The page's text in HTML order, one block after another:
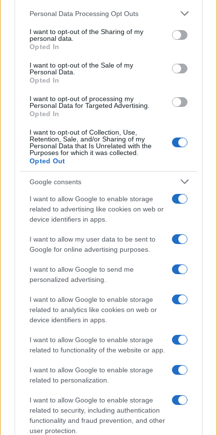
Please note that this website/app uses one or more Google
not limited to your visit or usage behaviour. You may click to
grant or deny consent to Google and its third-party tags to
use your data for below specified purposes in below Google
consent section.
Personal Data Processing Opt Outs
I want to opt-out of the Sharing of my
personal data.
Opted In
I want to opt-out of the Sale of my
Personal Data.
Opted In
I want to opt-out of processing my
Personal Data for Targeted Advertising.
Opted In
I want to opt-out of Collection, Use,
Retention, Sale, and/or Sharing of my
Personal Data that Is Unrelated with the
Purposes for which it was collected.
Opted Out
Google consents
I want to allow Google to enable storage
related to advertising like cookies on web or
device identifiers in apps.
I want to allow my user data to be sent to
Google for online advertising purposes.
I want to allow Google to send me
personalized advertising.
I want to allow Google to enable storage
related to analytics like cookies on web or
device identifiers in apps.
I want to allow Google to enable storage
related to functionality of the website or app.
I want to allow Google to enable storage
related to personalization.
I want to allow Google to enable storage
related to security, including authentication
functionality and fraud prevention, and other
user protection.
Verder lezen
NEWS
Brent olieprijs daalt naar 88.9 dollar: een week van teruggang
Sanne De Vries · 10 aug 2026
EUR/USD daalt, crypto’s stabiliseren na rustige week
Sanne De Vries · 10 aug 2026
NEWS